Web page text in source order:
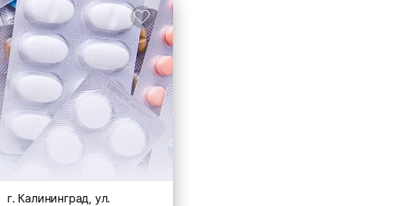
г. Калининград, ул.